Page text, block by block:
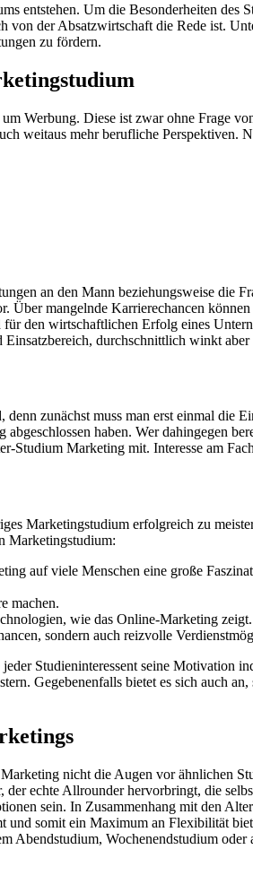
entstehen. Um die Besonderheiten
von der Absatzwirtschaft die Rede ist.
zu fördern.
Werbung. Diese ist zwar ohne Frage
weitaus mehr berufliche
an den Mann beziehungsweise die
mangelnde Karrierechancen
den wirtschaftlichen Erfolg eines
durchschnittlich winkt
zunächst muss man erst einmal die
haben. Wer dahingegen
Studium Marketing mit. Interesse am
Marketingstudium erfolgreich zu
Marketingstudium:
auf viele Menschen eine große
machen.
wie das Online-Marketing zeigt.
sondern auch reizvolle
Studieninteressent seine Motivation
Gegebenenfalls bietet es sich auch
nicht die Augen vor ähnlichen
echte Allrounder hervorbringt, die
sein. In Zusammenhang mit den
somit ein Maximum an Flexibilität
Abendstudium, Wochenendstudium